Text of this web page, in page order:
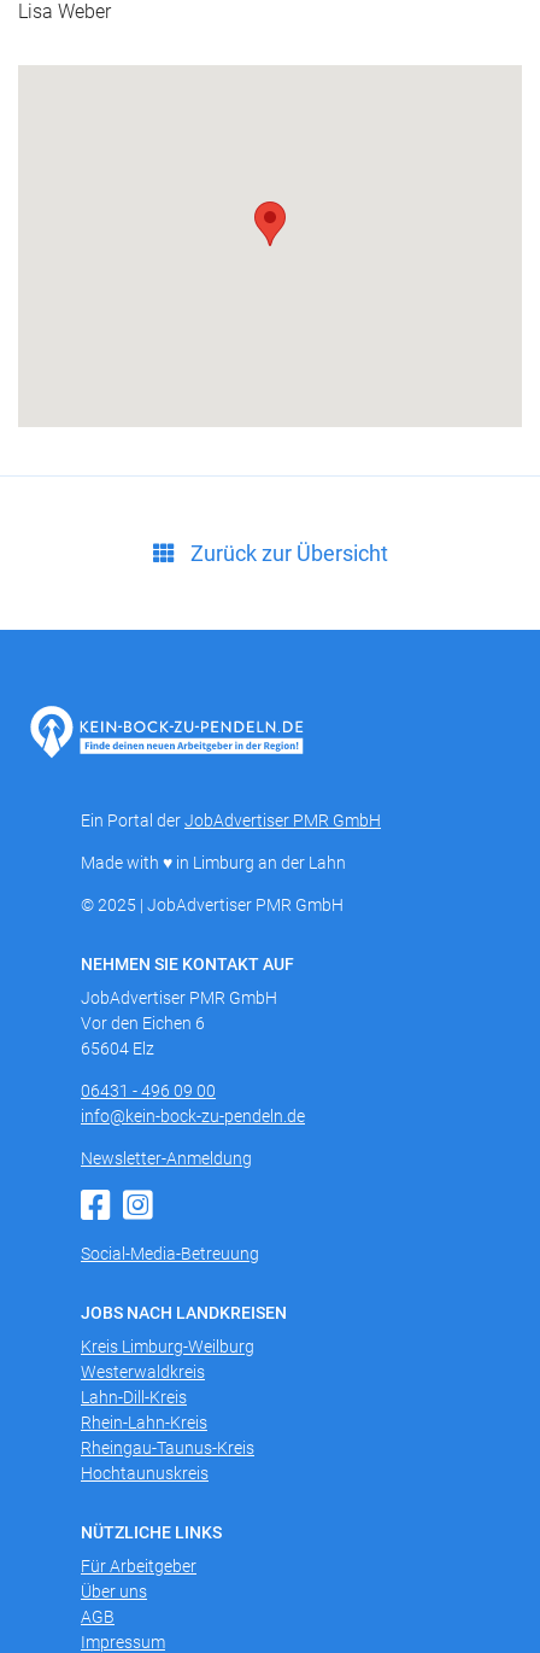
Lisa Weber
Zurück zur Übersicht
Ein Portal derJobAdvertiser PMR GmbH
Made with ♥ in Limburg an der Lahn
© 2025 | JobAdvertiser PMR GmbH
NEHMEN SIE KONTAKT AUF
JobAdvertiser PMR GmbH
Vor den Eichen 6
65604 Elz
06431 - 496 09 00
info@kein-bock-zu-pendeln.de
Newsletter-Anmeldung
Social-Media-Betreuung
JOBS NACH LANDKREISEN
Kreis Limburg-Weilburg
Westerwaldkreis
Lahn-Dill-Kreis
Rhein-Lahn-Kreis
Rheingau-Taunus-Kreis
Hochtaunuskreis
NÜTZLICHE LINKS
Für Arbeitgeber
Über uns
AGB
Impressum